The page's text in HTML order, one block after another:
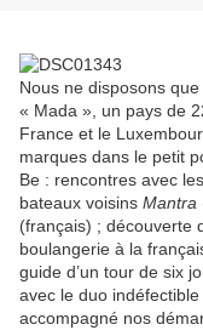
Nous ne disposons
« Mada », un pays de
France et le
marques dans le petit
Be : rencontres avec
bateaux voisins Mantra
(français) ; découverte
boulangerie à la
guide d’un tour de six
avec le duo
accompagné nos